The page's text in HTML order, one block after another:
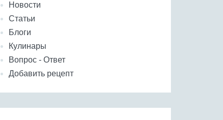
Новости
Статьи
Блоги
Кулинары
Вопрос - Ответ
Добавить рецепт